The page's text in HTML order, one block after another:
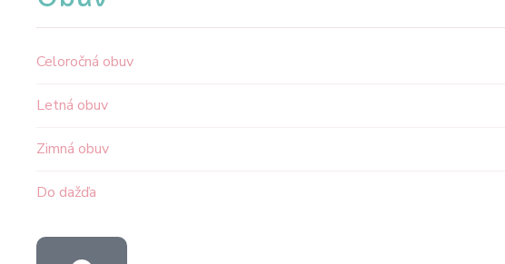
Celoročná obuv
Letná obuv
Zimná obuv
Do dažďa